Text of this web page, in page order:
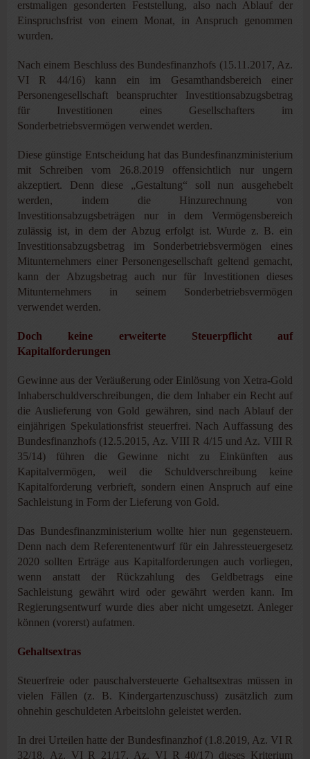
erstmaligen gesonderten Feststellung, also nach Ablauf der
Einspruchsfrist von einem Monat, in Anspruch genommen
wurden.
Nach einem Beschluss des Bundesfinanzhofs (15.11.2017, Az.
VI R 44/16) kann ein im Gesamthandsbereich einer
Personengesellschaft beanspruchter Investitionsabzugsbetrag
für Investitionen eines Gesellschafters im
Sonderbetriebsvermögen verwendet werden.
Diese günstige Entscheidung hat das Bundesfinanzministerium
mit Schreiben vom 26.8.2019 offensichtlich nur ungern
akzeptiert. Denn diese „Gestaltung“ soll nun ausgehebelt
werden, indem die Hinzurechnung von
Investitionsabzugsbeträgen nur in dem Vermögensbereich
zulässig ist, in dem der Abzug erfolgt ist. Wurde z. B. ein
Investitionsabzugsbetrag im Sonderbetriebsvermögen eines
Mitunternehmers einer Personengesellschaft geltend gemacht,
kann der Abzugsbetrag auch nur für Investitionen dieses
Mitunternehmers in seinem Sonderbetriebsvermögen
verwendet werden.
Doch keine erweiterte Steuerpflicht auf
Kapitalforderungen
Gewinne aus der Veräußerung oder Einlösung von Xetra-Gold
Inhaberschuldverschreibungen, die dem Inhaber ein Recht auf
die Auslieferung von Gold gewähren, sind nach Ablauf der
einjährigen Spekulationsfrist steuerfrei. Nach Auffassung des
Bundesfinanzhofs (12.5.2015, Az. VIII R 4/15 und Az. VIII R
35/14) führen die Gewinne nicht zu Einkünften aus
Kapitalvermögen, weil die Schuldverschreibung keine
Kapitalforderung verbrieft, sondern einen Anspruch auf eine
Sachleistung in Form der Lieferung von Gold.
Das Bundesfinanzministerium wollte hier nun gegensteuern.
Denn nach dem Referentenentwurf für ein Jahressteuergesetz
2020 sollten Erträge aus Kapitalforderungen auch vorliegen,
wenn anstatt der Rückzahlung des Geldbetrags eine
Sachleistung gewährt wird oder gewährt werden kann. Im
Regierungsentwurf wurde dies aber nicht umgesetzt. Anleger
können (vorerst) aufatmen.
Gehaltsextras
Steuerfreie oder pauschalversteuerte Gehaltsextras müssen in
vielen Fällen (z. B. Kindergartenzuschuss) zusätzlich zum
ohnehin geschuldeten Arbeitslohn geleistet werden.
In drei Urteilen hatte der Bundesfinanzhof (1.8.2019, Az. VI R
32/18, Az. VI R 21/17, Az. VI R 40/17) dieses Kriterium